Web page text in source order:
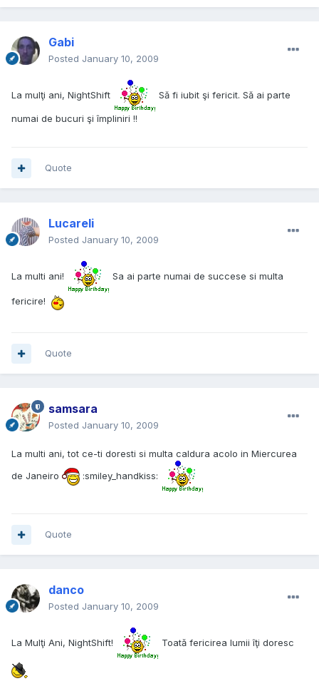
Gabi
Posted January 10, 2009
La mulţi ani, NightShift Să fi iubit şi fericit. Să ai parte
numai de bucuri şi împliniri !!
Quote
Lucareli
Posted January 10, 2009
La multi ani! Sa ai parte numai de succese si multa
fericire!
Quote
samsara
Posted January 10, 2009
La multi ani, tot ce-ti doresti si multa caldura acolo in Miercurea
de Janeiro
:smiley_handkiss:
Quote
danco
Posted January 10, 2009
La Mulţi Ani, NightShift! Toată fericirea lumii îţi doresc